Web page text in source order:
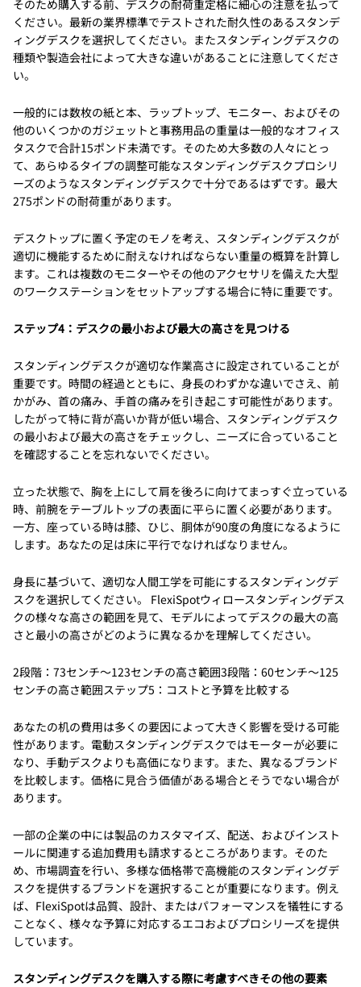
そのため購入する前、デスクの耐荷重定格に細心の注意を払って
ください。最新の業界標準でテストされた耐久性のあるスタンデ
ィングデスクを選択してください。またスタンディングデスクの
種類や製造会社によって大きな違いがあることに注意してくださ
い。
一般的には数枚の紙と本、ラップトップ、モニター、およびその
他のいくつかのガジェットと事務用品の重量は一般的なオフィス
タスクで合計15ポンド未満です。そのため大多数の人々にとっ
て、あらゆるタイプの調整可能なスタンディングデスクプロシリ
ーズのようなスタンディングデスクで十分であるはずです。最大
275ポンドの耐荷重があります。
デスクトップに置く予定のモノを考え、スタンディングデスクが
適切に機能するために耐えなければならない重量の概算を計算し
ます。これは複数のモニターやその他のアクセサリを備えた大型
のワークステーションをセットアップする場合に特に重要です。
ステップ4：デスクの最小および最大の高さを見つける
スタンディングデスクが適切な作業高さに設定されていることが
重要です。時間の経過とともに、身長のわずかな違いでさえ、前
かがみ、首の痛み、手首の痛みを引き起こす可能性があります。
したがって特に背が高いか背が低い場合、スタンディングデスク
の最小および最大の高さをチェックし、ニーズに合っていること
を確認することを忘れないでください。
立った状態で、胸を上にして肩を後ろに向けてまっすぐ立っている
時、前腕をテーブルトップの表面に平らに置く必要があります。
一方、座っている時は膝、ひじ、胴体が90度の角度になるように
します。あなたの足は床に平行でなければなりません。
身長に基づいて、適切な人間工学を可能にするスタンディングデ
スクを選択してください。 FlexiSpotウィロースタンディングデス
クの様々な高さの範囲を見て、モデルによってデスクの最大の高
さと最小の高さがどのように異なるかを理解してください。
2段階：73センチ〜123センチの高さ範囲3段階：60センチ〜125
センチの高さ範囲ステップ5：コストと予算を比較する
あなたの机の費用は多くの要因によって大きく影響を受ける可能
性があります。電動スタンディングデスクではモーターが必要に
なり、手動デスクよりも高価になります。また、異なるブランド
を比較します。価格に見合う価値がある場合とそうでない場合が
あります。
一部の企業の中には製品のカスタマイズ、配送、およびインスト
ールに関連する追加費用も請求するところがあります。そのた
め、市場調査を行い、多様な価格帯で高機能のスタンディングデ
スクを提供するブランドを選択することが重要になります。例え
ば、FlexiSpotは品質、設計、またはパフォーマンスを犠牲にする
ことなく、様々な予算に対応するエコおよびプロシリーズを提供
しています。
スタンディングデスクを購入する際に考慮すべきその他の要素